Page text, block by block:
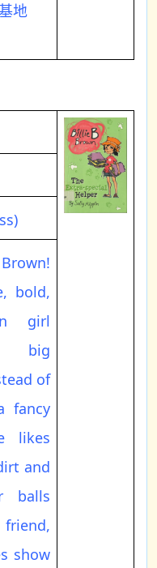
地
bold,
girl
big
of
fancy
likes
and
balls
show